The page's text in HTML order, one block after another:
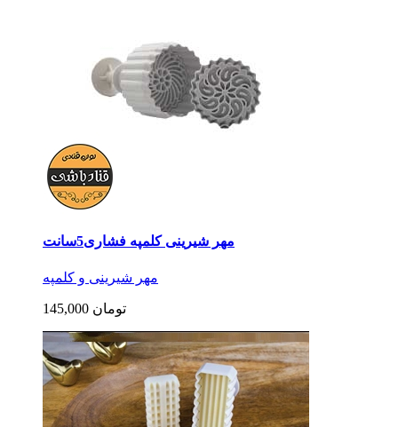
مهر شیرینی کلمپه فشاری5سانت
مهر شیرینی و کلمپه
145,000 تومان